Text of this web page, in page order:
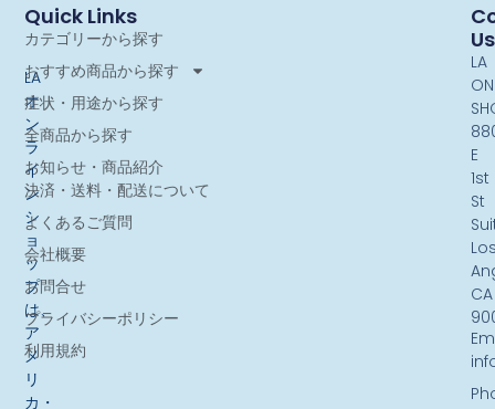
LA
オ
ン
ラ
イ
ン
シ
ョ
ッ
プ
は、
ア
メ
リ
カ・
Quick Links
カテゴリーから探す
おすすめ商品から探す
症状・用途から探す
全商品から探す
お知らせ・商品紹介
決済・送料・配送について
よくあるご質問
会社概要
お問合せ
プライバシーポリシー
利用規約
Us
LA
E
1st
St
CA